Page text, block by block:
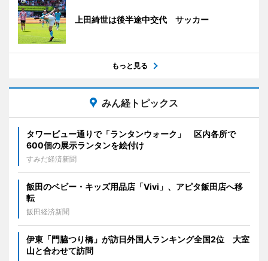
上田綺世は後半途中交代 サッカー
もっと見る
みん経トピックス
タワービュー通りで「ランタンウォーク」 区内各所で
600個の展示ランタンを絵付け
すみだ経済新聞
飯田のベビー・キッズ用品店「Vivi」、アピタ飯田店へ移
転
飯田経済新聞
伊東「門脇つり橋」が訪日外国人ランキング全国2位 大室
山と合わせて訪問